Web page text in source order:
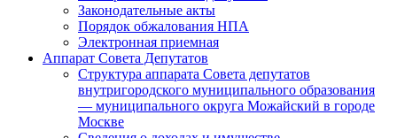
Законодательные акты
Порядок обжалования НПА
Электронная приемная
Аппарат Совета Депутатов
Структура аппарата Совета депутатов
внутригородского муниципального образования
— муниципального округа Можайский в городе
Москве